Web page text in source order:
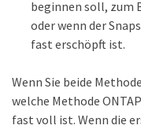
beginnen soll, zum
oder wenn der
fast erschöpft ist.
Wenn Sie beide
welche Methode
fast voll ist. Wenn die